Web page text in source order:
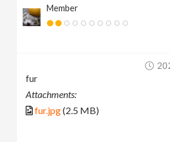
Member
fur
Attachments:
fur.jpg(2.5 MB)